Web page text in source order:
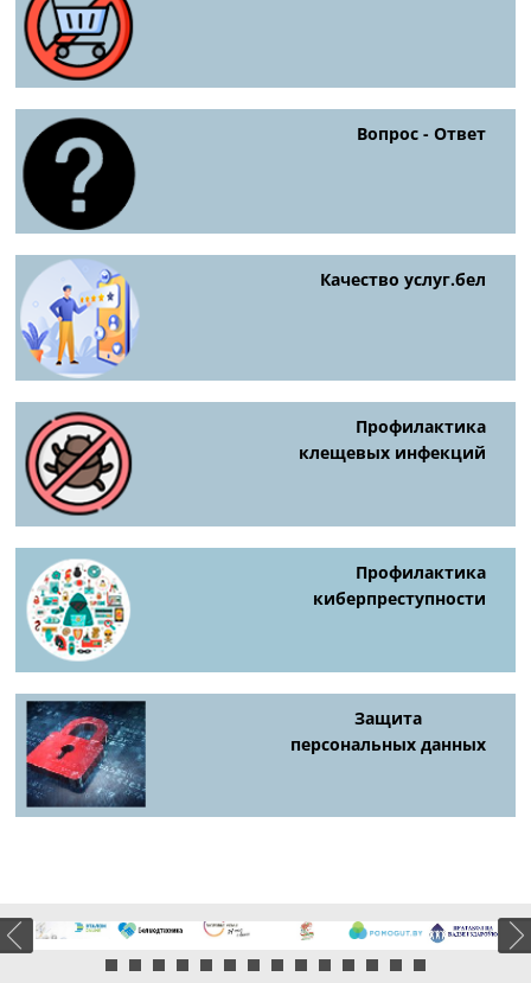
Вопрос - Ответ
Качество услуг.бел
Профилактика
клещевых инфекций
Профилактика
киберпреступности
Защита
персональных данных